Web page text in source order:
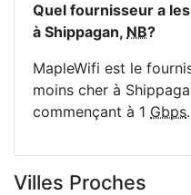
Quel fournisseur a
à Shippagan, NB?
MapleWifi est le
moins cher à
commençant à 1 Gbps.
Villes Proches